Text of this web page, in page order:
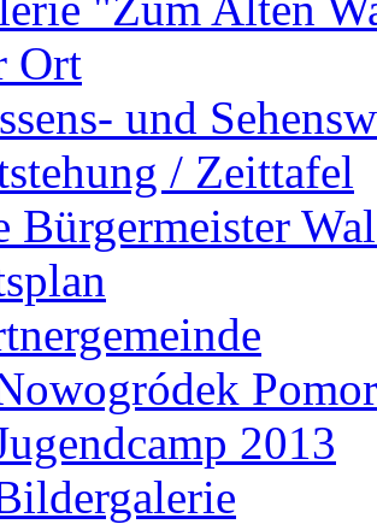
Ort
und
/ Zeittafel
Bürgermeister
2013